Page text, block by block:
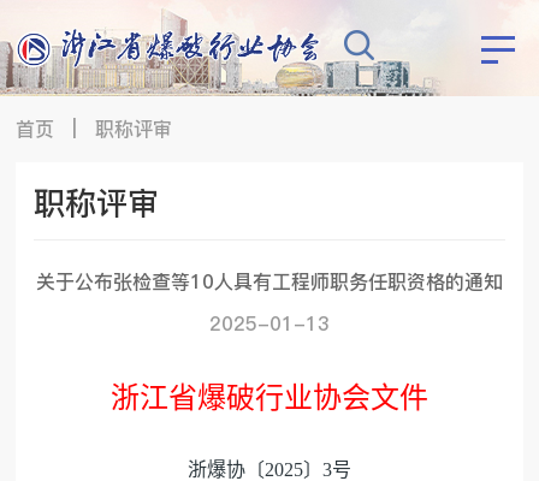
首页 |职称评审
职称评审
关于公布张检查等10人具有工程师职务任职资格的通知
2025-01-13
浙江省爆破行业协会文件
浙爆协〔2025〕 3号